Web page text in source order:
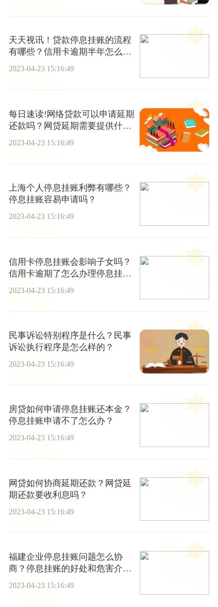
天天视讯！贷款停息挂账的流程
有哪些？信用卡逾期半年怎么
办？
2023-04-23 15:16:49
每日速读!网络贷款可以申请延期
还款吗？网贷延期需要提供什么
2023-04-23 15:16:49
上海个人停息挂账利弊有哪些？
停息挂账容易申请吗？
2023-04-23 15:16:49
信用卡停息挂账会影响子女吗？
信用卡逾期了怎么办理停息挂账|
2023-04-23 15:16:49
民事诉讼特别程序是什么？民事
诉讼执行程序是怎么样的？
2023-04-23 15:16:49
房贷如何申请停息挂账还本金？
停息挂账申请不了怎么办？
2023-04-23 15:16:49
网贷如何协商延期还款？网贷延
期还款要收利息吗？
2023-04-23 15:16:49
福建企业停息挂账问题怎么协
商？停息挂账的好处和危害介绍|
环球快讯
2023-04-23 15:16:49